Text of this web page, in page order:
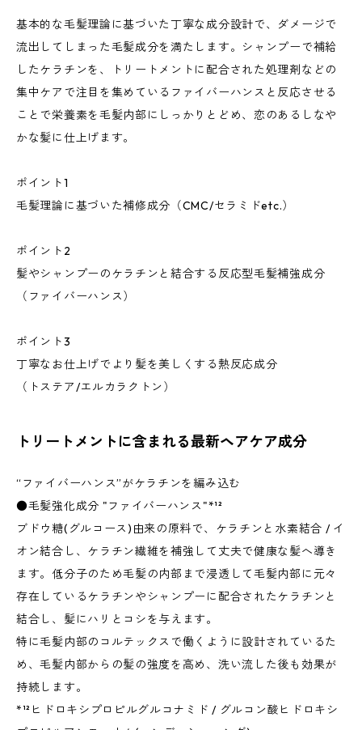
基本的な毛髪理論に基づいた丁寧な成分設計で、ダメージで
流出してしまった毛髪成分を満たします。シャンプーで補給
したケラチンを、トリートメントに配合された処理剤などの
集中ケアで注目を集めているファイバーハンスと反応させる
ことで栄養素を毛髪内部にしっかりとどめ、恋のあるしなや
かな髪に仕上げます。
ポイント1
毛髪理論に基づいた補修成分（CMC/セラミドetc.）
ポイント2
髪やシャンプーのケラチンと結合する反応型毛髪補強成分
（ファイバーハンス）
ポイント3
丁寧なお仕上げでより髪を美しくする熱反応成分
（トステア/エルカラクトン）
トリートメントに含まれる最新ヘアケア成分
“ファイバーハンス”がケラチンを編み込む
​●毛髪強化成分 "ファイバーハンス"*¹²
ブドウ糖(グルコース)由来の原料で、ケラチンと水素結合 / イ
オン結合し、ケラチン繊維を補強して丈夫で健康な髪へ導き
ます。低分子のため毛髪の内部まで浸透して毛髪内部に元々
存在しているケラチンやシャンプーに配合されたケラチンと
結合し、髪にハリとコシを与えます。
​特に毛髪内部のコルテックスで働くように設計されているた
め、毛髪内部からの髪の強度を高め、洗い流した後も効果が
持続します。
​*¹²ヒドロキシプロピルグルコナミド / グルコン酸ヒドロキシ